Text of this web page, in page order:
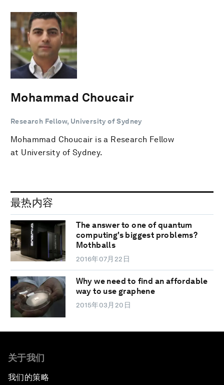
Mohammad Choucair
Research Fellow, University of Sydney
Mohammad Choucair is a Research Fellow
at University of Sydney.
最热内容
The answer to one of quantum
computing's biggest problems?
Mothballs
2016年07月22日
Why we need to find an affordable
way to use graphene
2015年03月20日
关于我们
我们的策略